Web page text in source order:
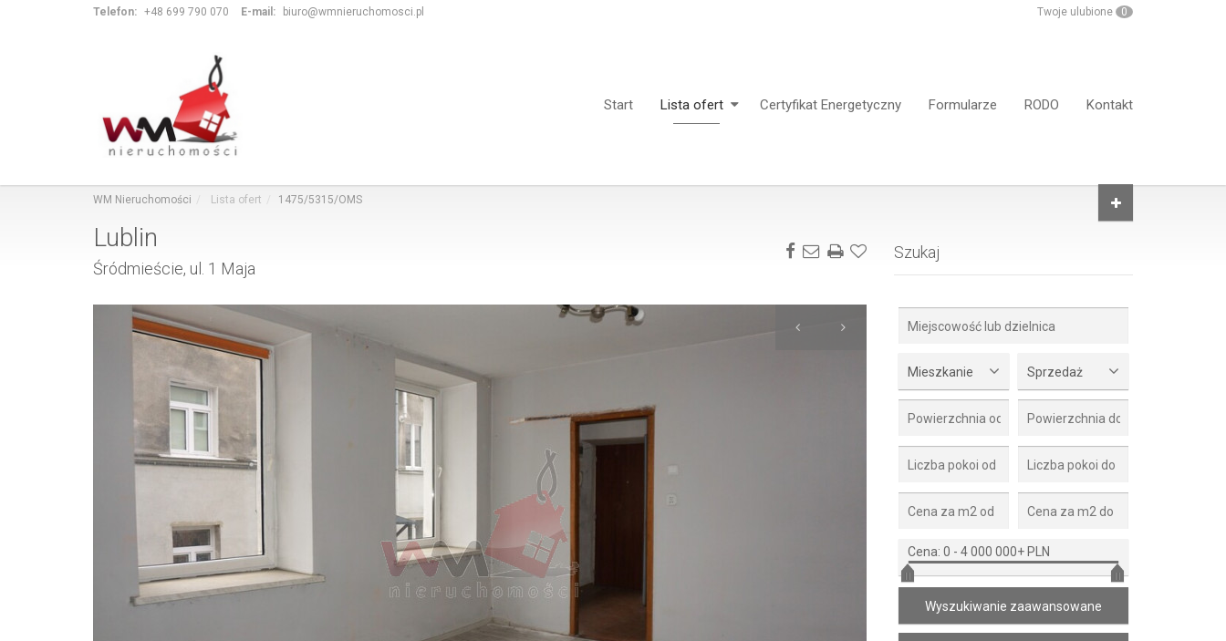
Telefon: +48 699 790 070 E-mail: biuro@wmnieruchomosci.pl Twoje ulubione 0
Start Lista ofert Certyfikat Energetyczny Formularze RODO Kontakt
WM Nieruchomości Lista ofert 1475/5315/OMS
Lublin
Śródmieście, ul. 1 Maja
Szukaj
Mieszkanie Sprzedaż
Cena: 0 - 4 000 000+ PLN